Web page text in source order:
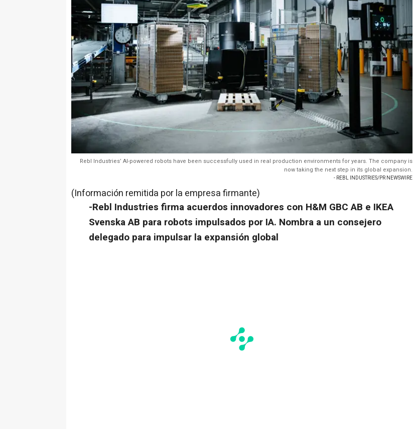
Rebl Industries’ AI-powered robots have been successfully used in real production environments for years. The company is
now taking the next step in its global expansion.
- REBL INDUSTRIES/PR NEWSWIRE
(Información remitida por la empresa firmante)
-Rebl Industries firma acuerdos innovadores con H&M GBC AB e IKEA
Svenska AB para robots impulsados por IA. Nombra a un consejero
delegado para impulsar la expansión global